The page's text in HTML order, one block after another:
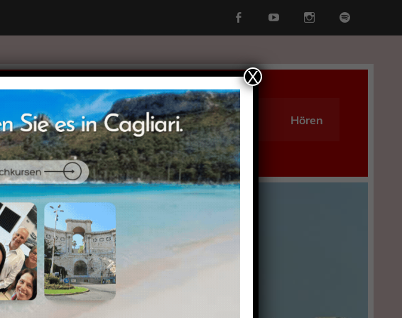
Verben Kultur Vokabeln Hören
X